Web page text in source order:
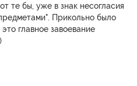
те бы, уже в знак несогласия
Прикольно было
главное завоевание